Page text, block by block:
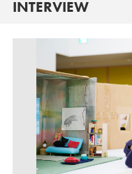
INTERVIEW